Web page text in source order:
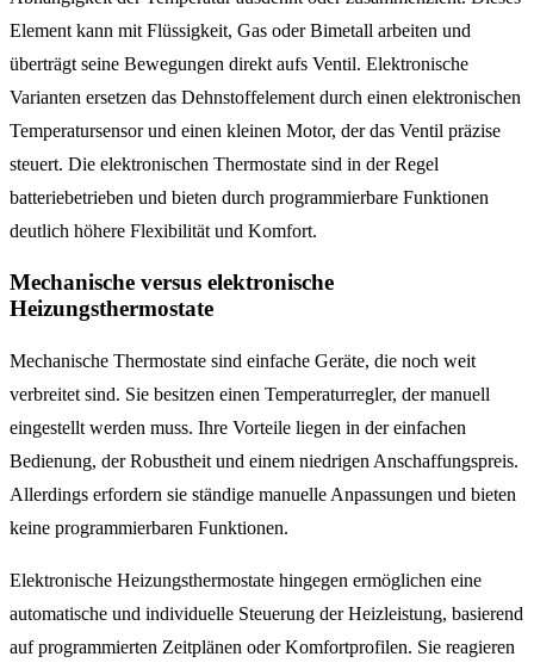
Element kann mit Flüssigkeit, Gas oder Bimetall arbeiten und
überträgt seine Bewegungen direkt aufs Ventil. Elektronische
Varianten ersetzen das Dehnstoffelement durch einen elektronischen
Temperatursensor und einen kleinen Motor, der das Ventil präzise
steuert. Die elektronischen Thermostate sind in der Regel
batteriebetrieben und bieten durch programmierbare Funktionen
deutlich höhere Flexibilität und Komfort.
Mechanische versus elektronische
Heizungsthermostate
Mechanische Thermostate sind einfache Geräte, die noch weit
verbreitet sind. Sie besitzen einen Temperaturregler, der manuell
eingestellt werden muss. Ihre Vorteile liegen in der einfachen
Bedienung, der Robustheit und einem niedrigen Anschaffungspreis.
Allerdings erfordern sie ständige manuelle Anpassungen und bieten
keine programmierbaren Funktionen.
Elektronische Heizungsthermostate hingegen ermöglichen eine
automatische und individuelle Steuerung der Heizleistung, basierend
auf programmierten Zeitplänen oder Komfortprofilen. Sie reagieren